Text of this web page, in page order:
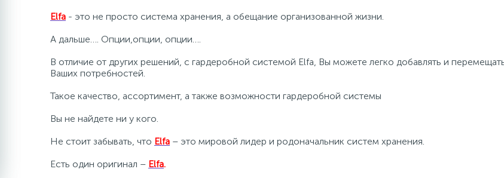
Elfa - это не просто система хранения, а обещание организованной жизни.
А дальше…. Опции,опции, опции….
В отличие от других решений, с гардеробной системой Elfa, Вы можете легко добавлять и
Ваших потребностей.
Такое качество, ассортимент, а также возможности гардеробной системы
Вы не найдете ни у кого.
Не стоит забывать, что Elfa – это мировой лидер и родоначальник систем хранения.
Есть один оригинал – Elfa.